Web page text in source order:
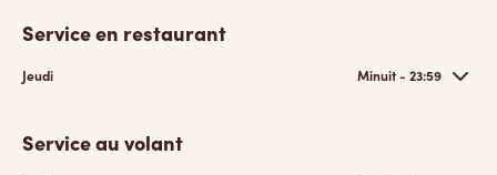
Service en restaurant
Jeudi Minuit - 23:59
Service au volant